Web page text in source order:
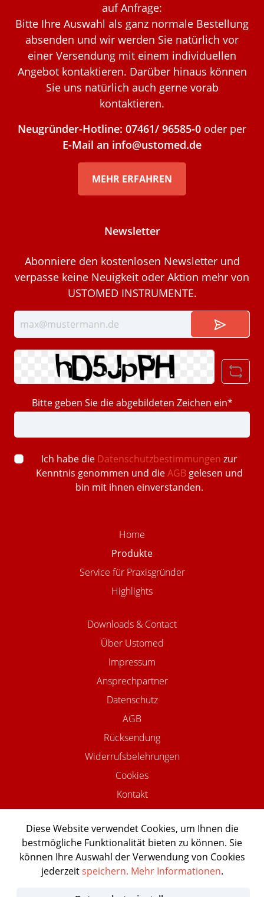
auf Anfrage:
Bitte Ihre Auswahl als ganz normale Bestellung
absenden und wir werden Sie natürlich vor
einer Versendung mit einem individuellen
Angebot kontaktieren. Darüber hinaus können
Sie uns natürlich auch gerne vorab
kontaktieren.
Neugründer-Hotline: 07461/ 96585-0 oder per
E-Mail an info@ustomed.de
MEHR ERFAHREN
Newsletter
Abonniere den kostenlosen Newsletter und
verpasse keine Neuigkeit oder Aktion mehr von
USTOMED INSTRUMENTE.
Bitte geben Sie die abgebildeten Zeichen ein*
Ich habe die Datenschutzbestimmungen zur
Kenntnis genommen und dieAGBgelesen und
bin mit ihnen einverstanden.
Home
Produkte
Service für Praxisgründer
Highlights
Downloads & Contact
Über Ustomed
Impressum
Ansprechpartner
Datenschutz
AGB
Rücksendung
Widerrufsbelehrungen
Cookies
Kontakt
©2026 USTOMED INSTRUMENTE
Powered by Shopware Agentur
Shopentwickler.Berlin
Diese Website verwendet Cookies, um Ihnen die
bestmögliche Funktionalität bieten zu können. Sie
können Ihre Auswahl der Verwendung von Cookies
jederzeitspeichern. Mehr Informationen.